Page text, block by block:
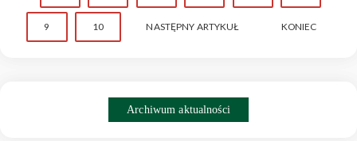
9 10 NASTĘPNY ARTYKUŁ KONIEC
Archiwum aktualności